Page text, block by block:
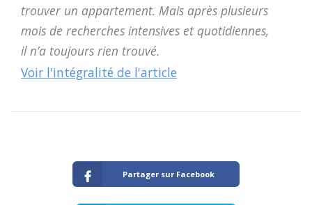
trouver un appartement. Mais après plusieurs
mois de recherches intensives et quotidiennes,
il n’a toujours rien trouvé.
Voir l'intégralité de l'article
Partager sur Facebook